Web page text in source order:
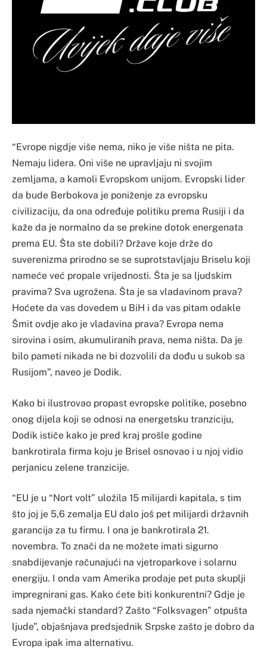
“Evrope nigdje više nema, niko je više ništa ne pita.
Nemaju lidera. Oni više ne upravljaju ni svojim
zemljama, a kamoli Evropskom unijom. Evropski lider
da bude Berbokova je poniženje za evropsku
civilizaciju, da ona određuje politiku prema Rusiji i da
kaže da je normalno da se prekine dotok energenata
prema EU. Šta ste dobili? Države koje drže do
suverenizma prirodno se se suprotstavljaju Briselu koji
nameće već propale vrijednosti. Šta je sa ljudskim
pravima? Sva ugrožena. Šta je sa vladavinom prava?
Hoćete da vas dovedem u BiH i da vas pitam odakle
Šmit ovdje ako je vladavina prava? Evropa nema
sirovina i osim, akumuliranih prava, nema ništa. Da je
bilo pameti nikada ne bi dozvolili da dođu u sukob sa
Rusijom”, naveo je Dodik.
Kako bi ilustrovao propast evropske politike, posebno
onog dijela koji se odnosi na energetsku tranziciju,
Dodik ističe kako je pred kraj prošle godine
bankrotirala firma koju je Brisel osnovao i u njoj vidio
perjanicu zelene tranzicije.
“EU je u “Nort volt” uložila 15 milijardi kapitala, s tim
što joj je 5,6 zemalja EU dalo još pet milijardi državnih
garancija za tu firmu. I ona je bankrotirala 21.
novembra. To znači da ne možete imati sigurno
snabdijevanje računajući na vjetroparkove i solarnu
energiju. I onda vam Amerika prodaje pet puta skuplji
impregnirani gas. Kako ćete biti konkurentni? Gdje je
sada njemački standard? Zašto “Folksvagen” otpušta
ljude”, objašnjava predsjednik Srpske zašto je dobro da
Evropa ipak ima alternativu.